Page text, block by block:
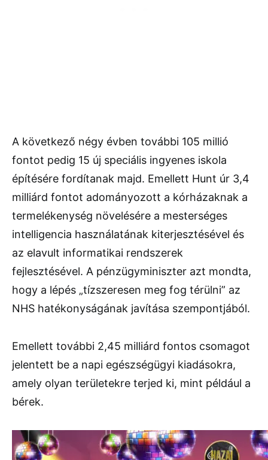
A következő négy évben további 105 millió
fontot pedig 15 új speciális ingyenes iskola
építésére fordítanak majd. Emellett Hunt úr 3,4
milliárd fontot adományozott a kórházaknak a
termelékenység növelésére a mesterséges
intelligencia használatának kiterjesztésével és
az elavult informatikai rendszerek
fejlesztésével. A pénzügyminiszter azt mondta,
hogy a lépés „tízszeresen meg fog térülni” az
NHS hatékonyságának javítása szempontjából.
Emellett további 2,45 milliárd fontos csomagot
jelentett be a napi egészségügyi kiadásokra,
amely olyan területekre terjed ki, mint például a
bérek.